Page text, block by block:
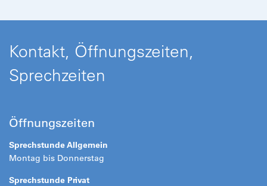
Kontakt, Öffnungszeiten,
Sprechzeiten
Öffnungszeiten
Sprechstunde Allgemein
Montag bis Donnerstag
Sprechstunde Privat